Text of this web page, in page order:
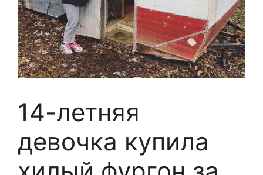
14-летняя
девочка купила